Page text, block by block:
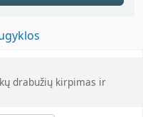
drabužių kirpimas ir